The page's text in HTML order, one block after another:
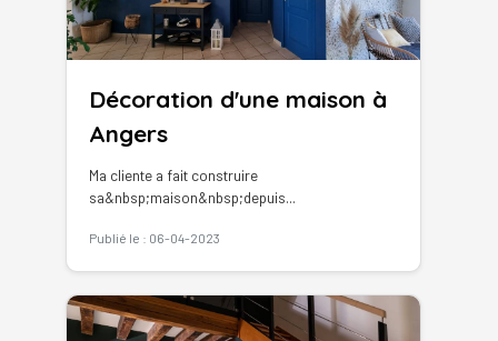
Décoration d'une maison à
Angers
Ma cliente a fait construire
sa&nbsp;maison&nbsp;depuis...
Publié le : 06-04-2023